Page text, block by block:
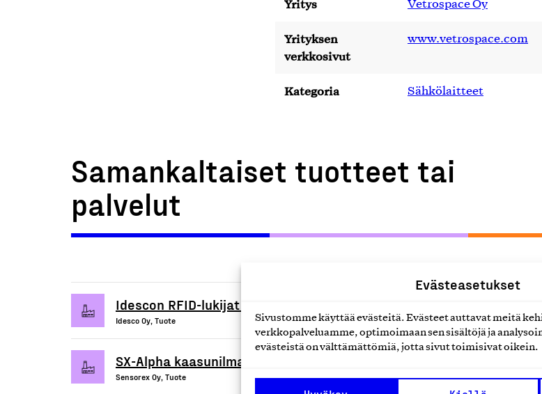
Evästeasetukset
Sivustomme käyttää evästeitä. Evästeet auttavat meitä
verkkopalveluamme, optimoimaan sen sisältöjä ja
evästeistä on välttämättömiä, jotta sivut toimisivat oikein.
Yritys Vetrospace Oy
Yrityksen
verkkosivut
www.vetrospace.com
Kategoria Sähkölaitteet
Samankaltaiset tuotteet tai
palvelut
Idescon RFID-lukijat ja Idesco ID-palvelu
Idesco Oy, Tuote
SX-Alpha kaasunilmaisin
Sensorex Oy, Tuote